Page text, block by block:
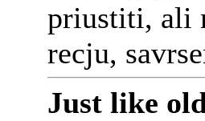
priustiti, ali
recju,
Just like